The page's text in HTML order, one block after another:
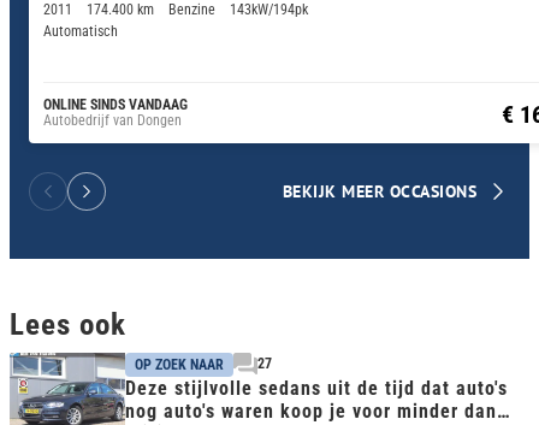
2011 174.400 km Benzine
143kW/194pk
Automatisch
ONLINE SINDS VANDAAG
Autobedrijf van Dongen
€
BEKIJK MEER OCCASIONS
Lees ook
OP ZOEK NAAR 27
Deze stijlvolle sedans uit de tijd dat auto's
nog auto's waren koop je voor minder dan